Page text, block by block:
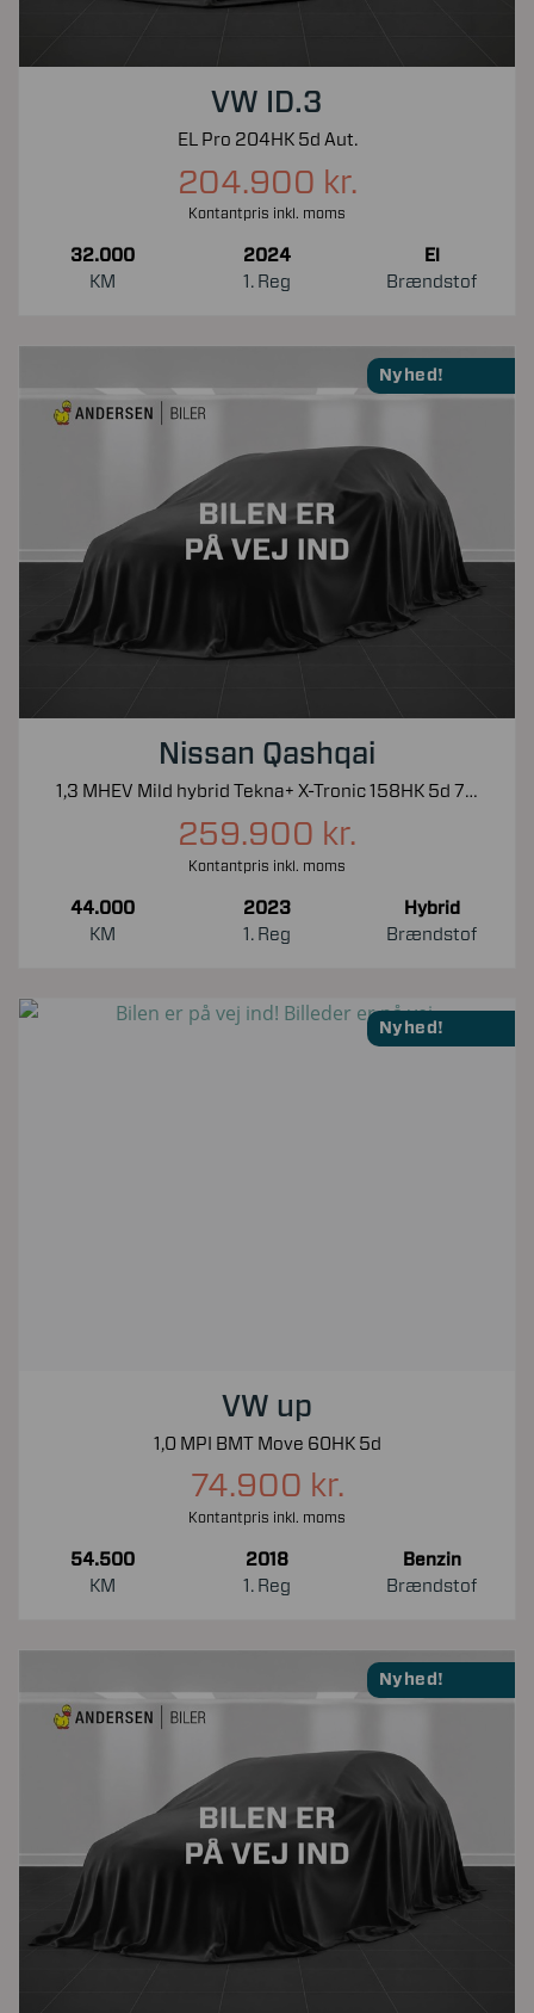
VW ID.3
EL Pro 204HK 5d Aut.
204.900 kr.
Kontantpris inkl. moms
32.000
KM
2024
1. Reg
El
Brændstof
Nyhed!
Nissan Qashqai
1,3 MHEV Mild hybrid Tekna+ X-Tronic 158HK 5d 7g Aut.
259.900 kr.
Kontantpris inkl. moms
44.000
KM
2023
1. Reg
Hybrid
Brændstof
Nyhed!
VW up
1,0 MPI BMT Move 60HK 5d
74.900 kr.
Kontantpris inkl. moms
54.500
KM
2018
1. Reg
Benzin
Brændstof
Nyhed!